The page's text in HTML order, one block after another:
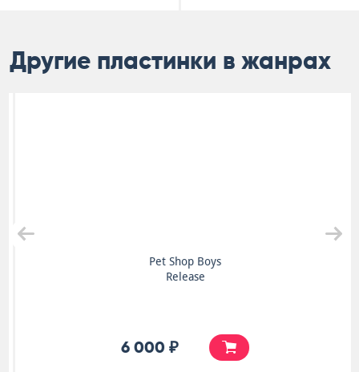
Другие пластинки в жанрах
Pet Shop Boys
Release
6 000 ₽